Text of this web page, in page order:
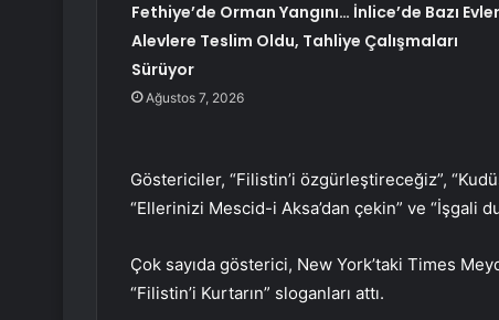
Fethiye’de Orman Yangını… İnlice’de Bazı Evler
Alevlere Teslim Oldu, Tahliye Çalışmaları
Sürüyor
Ağustos 7, 2026
Göstericiler, “Filistin’i özgürleştireceğiz”,
“Ellerinizi Mescid-i Aksa’dan çekin” ve “İşgali
Çok sayıda gösterici, New York’taki Times
“Filistin’i Kurtarın” sloganları attı.